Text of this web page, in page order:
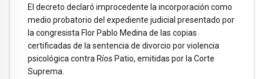
El decreto declaró improcedente la incorporación como
medio probatorio del expediente judicial presentado por
la congresista Flor Pablo Medina de las copias
certificadas de la sentencia de divorcio por violencia
psicológica contra Ríos Patio, emitidas por la Corte
Suprema.